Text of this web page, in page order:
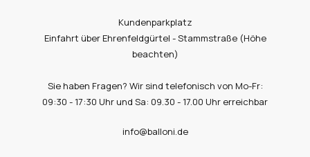
Kundenparkplatz
Einfahrt über Ehrenfeldgürtel - Stammstraße (Höhe
beachten)
Sie haben Fragen? Wir sind telefonisch von Mo-Fr:
09:30 - 17:30 Uhr und Sa: 09.30 - 17.00 Uhr erreichbar
info@balloni.de